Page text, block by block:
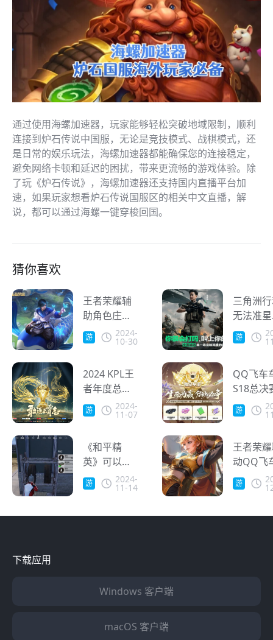
通过使用海螺加速器，玩家能够轻松突破地域限制，顺利
连接到炉石传说中国服，无论是竞技模式、战棋模式，还
是日常的娱乐玩法，海螺加速器都能确保您的连接稳定，
避免网络卡顿和延迟的困扰，带来更流畅的游戏体验。除
了玩《炉石传说》，海螺加速器还支持国内直播平台加
速，如果玩家想看炉石传说国服区的相关中文直播，解
说，都可以通过海螺一键穿梭回国。
猜你喜欢
王者荣耀辅
助角色庄周
崛起 海外怎
么玩王者庄
游
2024-
10-30
2024 KPL王
者年度总决
赛精彩进行
时！海外观
观看直播？
游
2024-
11-07
《和平精
英》可以给
载具更换轮
胎了！人在
和平精英？
游
2024-
11-14
三角洲
无法准
海外玩
属攻略
游
QQ飞车
S18总决
送观赛
人在国
奖励？
游
王者荣
动QQ飞
小满皮
年上线
么畅玩
游
下载应用
Windows 客户端
macOS 客户端